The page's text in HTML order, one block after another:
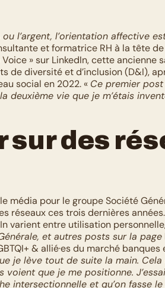
l’argent, l’orientation affective
et formatrice RH à la tête
» sur LinkedIn, cette ancienne
de diversité et d’inclusion (D&I),
social en 2022. « Ce premier
deuxième vie que je m’étais
sur des
média pour le groupe Société
réseaux ces trois dernières
et autres posts sur la page
& allié·es du marché banques
je lève tout de suite la main.
voient que je me positionne.
intersectionnelle et qu’on fasse